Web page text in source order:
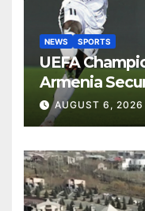
NEWS SPORTS
UEFA
Armenia
Over
AUGUST 6, 2026